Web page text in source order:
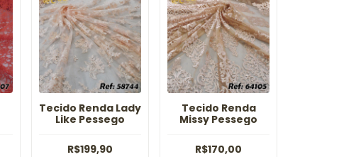
Tecido Renda Lady
Like Pessego
R$199,90
Tecido Renda
Missy Pessego
R$170,00